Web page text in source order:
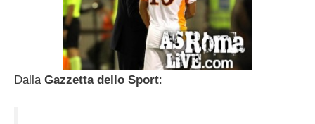
Dalla Gazzetta dello Sport: